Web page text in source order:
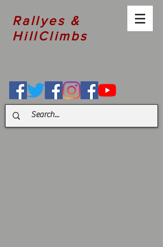
Rallyes &
HillClimbs